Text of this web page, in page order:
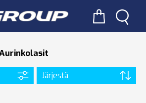
Järjestä